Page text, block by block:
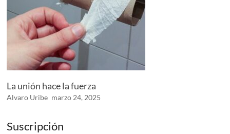
La unión hace la fuerza
Alvaro Uribe marzo 24, 2025
Suscripción